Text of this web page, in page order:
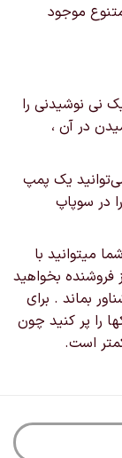
موجود
نی نوشیدنی را
در آن ،
یک پمپ
در سوپاپ
میتوانید با
فروشنده بخواهید
بماند . برای
را پر کنید چون
است.